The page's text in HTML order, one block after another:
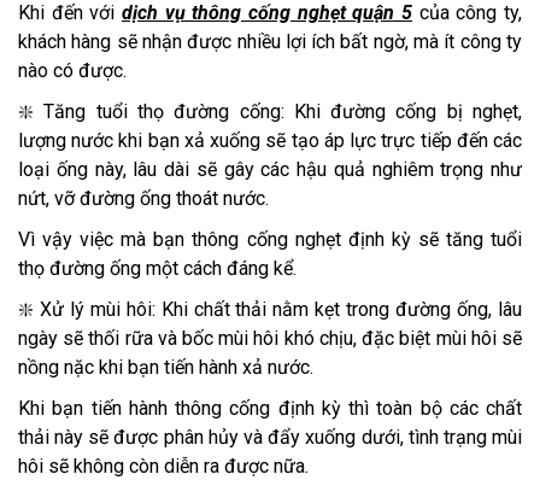
Khi đến với dịch vụ thông cống nghẹt quận 5 của công ty,
khách hàng sẽ nhận được nhiều lợi ích bất ngờ, mà ít công ty
nào có được.
❇️ Tăng tuổi thọ đường cống: Khi đường cống bị nghẹt,
lượng nước khi bạn xả xuống sẽ tạo áp lực trực tiếp đến các
loại ống này, lâu dài sẽ gây các hậu quả nghiêm trọng như
nứt, vỡ đường ống thoát nước.
Vì vậy việc mà bạn thông cống nghẹt định kỳ sẽ tăng tuổi
thọ đường ống một cách đáng kể.
❇️ Xử lý mùi hôi: Khi chất thải nằm kẹt trong đường ống, lâu
ngày sẽ thối rữa và bốc mùi hôi khó chịu, đặc biệt mùi hôi sẽ
nồng nặc khi bạn tiến hành xả nước.
Khi bạn tiến hành thông cống định kỳ thì toàn bộ các chất
thải này sẽ được phân hủy và đẩy xuống dưới, tình trạng mùi
hôi sẽ không còn diễn ra được nữa.